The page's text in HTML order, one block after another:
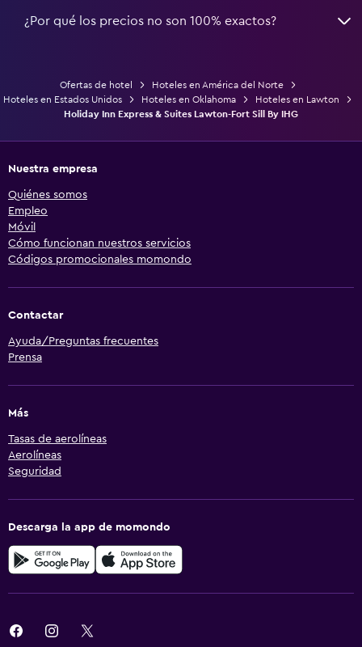
¿Por qué los precios no son 100% exactos?
Ofertas de hotel
Hoteles en América del Norte
Hoteles en Estados Unidos
Hoteles en Oklahoma
Hoteles en Lawton
Holiday Inn Express & Suites Lawton-Fort Sill By IHG
Nuestra empresa
Quiénes somos
Empleo
Móvil
Cómo funcionan nuestros servicios
Códigos promocionales momondo
Contactar
Ayuda/Preguntas frecuentes
Prensa
Más
Tasas de aerolíneas
Aerolíneas
Seguridad
Descarga la app de momondo